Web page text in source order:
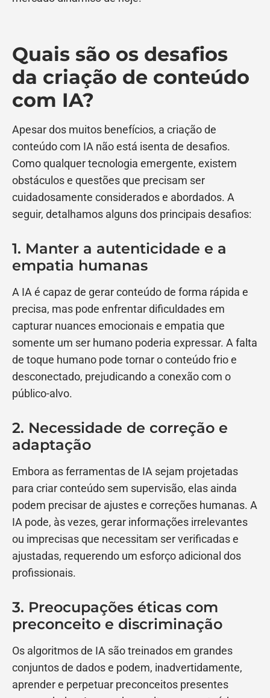
Quais são os desafios
da criação de conteúdo
com IA?
Apesar dos muitos benefícios, a criação de
conteúdo com IA não está isenta de desafios.
Como qualquer tecnologia emergente, existem
obstáculos e questões que precisam ser
cuidadosamente considerados e abordados. A
seguir, detalhamos alguns dos principais desafios:
1. Manter a autenticidade e a
empatia humanas
A IA é capaz de gerar conteúdo de forma rápida e
precisa, mas pode enfrentar dificuldades em
capturar nuances emocionais e empatia que
somente um ser humano poderia expressar. A falta
de toque humano pode tornar o conteúdo frio e
desconectado, prejudicando a conexão com o
público-alvo.
2. Necessidade de correção e
adaptação
Embora as ferramentas de IA sejam projetadas
para criar conteúdo sem supervisão, elas ainda
podem precisar de ajustes e correções humanas. A
IA pode, às vezes, gerar informações irrelevantes
ou imprecisas que necessitam ser verificadas e
ajustadas, requerendo um esforço adicional dos
profissionais.
3. Preocupações éticas com
preconceito e discriminação
Os algoritmos de IA são treinados em grandes
conjuntos de dados e podem, inadvertidamente,
aprender e perpetuar preconceitos presentes